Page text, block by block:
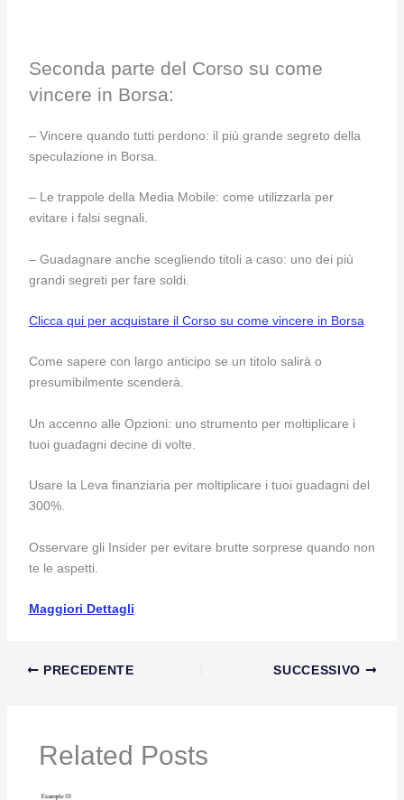
Seconda parte del Corso su come
vincere in Borsa:
– Vincere quando tutti perdono: il più grande segreto della
speculazione in Borsa.
– Le trappole della Media Mobile: come utilizzarla per
evitare i falsi segnali.
– Guadagnare anche scegliendo titoli a caso: uno dei più
grandi segreti per fare soldi.
Clicca qui per acquistare il Corso su come vincere in Borsa
Come sapere con largo anticipo se un titolo salirà o
presumibilmente scenderà.
Un accenno alle Opzioni: uno strumento per moltiplicare i
tuoi guadagni decine di volte.
Usare la Leva finanziaria per moltiplicare i tuoi guadagni del
300%.
Osservare gli Insider per evitare brutte sorprese quando non
te le aspetti.
Maggiori Dettagli
PRECEDENTE SUCCESSIVO
Related Posts